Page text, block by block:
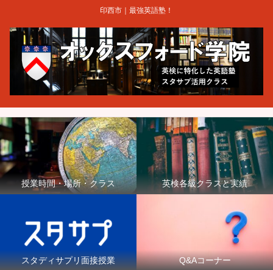
印西市｜最強英語塾！
授業時間・場所・クラス 英検各級クラスと実績
スタディサプリ面接授業 Q&Aコーナー